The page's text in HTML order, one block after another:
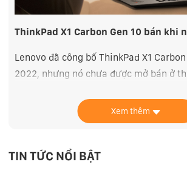
ThinkPad X1 Carbon Gen 10 bán khi
Lenovo đã công bố ThinkPad X1
2022, nhưng nó chưa được mở bán ở
nghệ công bố sản phẩm mới của mình
chính thức bán thường cách đó khoảng
được bán cho người dùng vào tháng 3/
Xem thêm
TIN TỨC NỔI BẬT